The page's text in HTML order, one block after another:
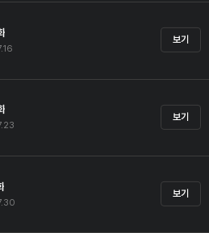
보기
보기
보기